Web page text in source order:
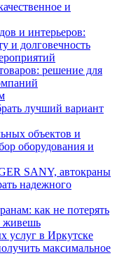
и
и интерьеров:
и долговечность
решение для
лучший вариант
объектов и
оборудования и
SANY, автокраны
надежного
как не потерять
живешь
услуг в Иркутске
максимальное